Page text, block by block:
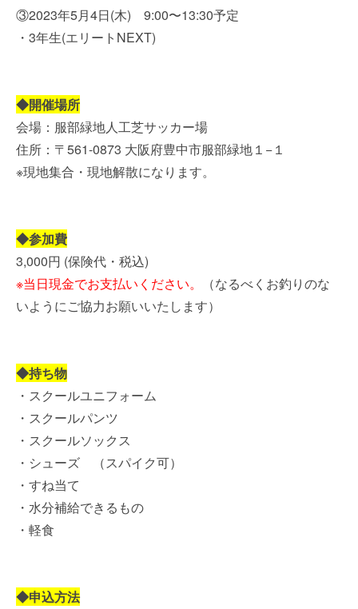
③2023年5月4日(木) 9:00〜13:30予定
・3年生(エリートNEXT)
◆開催場所
会場：服部緑地人工芝サッカー場
住所：〒561-0873 大阪府豊中市服部緑地１−１
※現地集合・現地解散になります。
◆参加費
3,000円 (保険代・税込)
※当日現金でお支払いください。
（なるべくお釣りのな
いようにご協力お願いいたします）
◆持ち物
・スクールユニフォーム
・スクールパンツ
・スクールソックス
・シューズ （スパイク可）
・すね当て
・水分補給できるもの
・軽食
◆申込方法